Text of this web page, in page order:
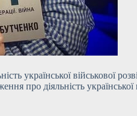
української військової
про діяльність української